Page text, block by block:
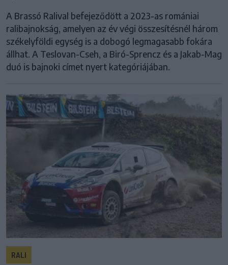
A Brassó Ralival befejeződött a 2023-as romániai
ralibajnokság, amelyen az év végi összesítésnél három
székelyföldi egység is a dobogó legmagasabb fokára
állhat. A Teslovan-Cseh, a Biró-Sprencz és a Jakab-Mag
duó is bajnoki címet nyert kategóriájában.
RALI